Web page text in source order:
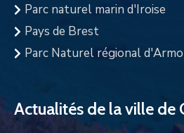
Parc naturel marin d'Iroise
Pays de Brest
Parc Naturel régional
Actualités de la ville de